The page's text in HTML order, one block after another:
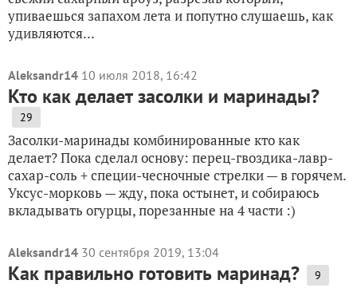
упиваешься запахом лета и попутно слушаешь, как
удивляются...
Aleksandr14 10 июля 2018, 16:42
Кто как делает засолки и маринады?
29
Засолки-маринады комбинированные кто как
делает? Пока сделал основу: перец-гвоздика-лавр-
сахар-соль + специи-чесночные стрелки — в горячем.
Уксус-морковь — жду, пока остынет, и собираюсь
вкладывать огурцы, порезанные на 4 части :)
Aleksandr14 30 сентября 2019, 13:04
Как правильно готовить маринад? 9